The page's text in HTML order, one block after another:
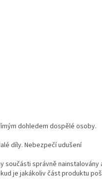
dohledem dospělé osoby.
díly. Nebezpečí udušení
součásti správně nainstalovány
je jakákoliv část produktu